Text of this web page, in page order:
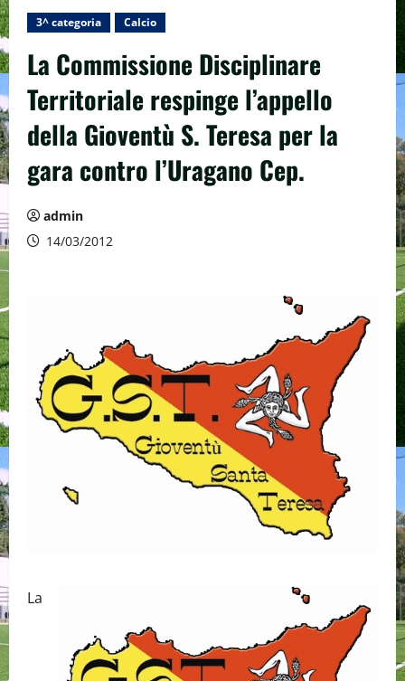
3^ categoria Calcio
La Commissione Disciplinare
Territoriale respinge l’appello
della Gioventù S. Teresa per la
gara contro l’Uragano Cep.
admin
14/03/2012
La